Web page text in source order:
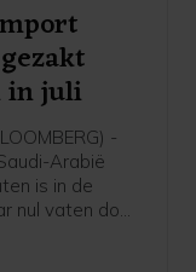
in juli
-
Arabië
is in de
nul vaten door